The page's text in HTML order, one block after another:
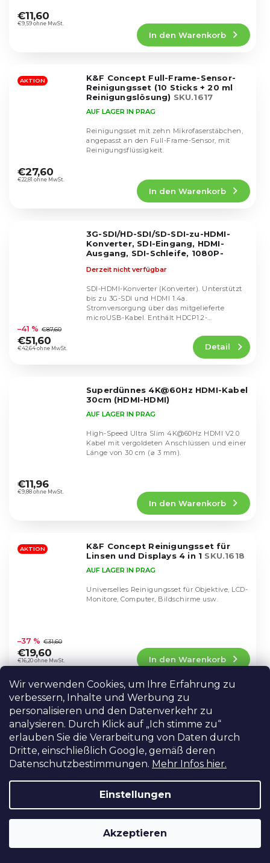
Wir verwenden Cookies, um Ihre Erfahrung zu
verbessern, Inhalte und Werbung zu
personalisieren und den Datenverkehr zu
analysieren. Durch Klick auf „Ich stimme zu“
erlauben Sie die Verarbeitung von Daten durch
Dritte, einschließlich Google, gemäß deren
Datenschutzbestimmungen. Mehr Infos hier.
Einstellungen
Akzeptieren
durchschnittliche
Produktbewertung
Sternen.
€9,59 ohne MwSt.
€11,60
In den Warenkorb
AKTION
K&F Concept Full-Frame-Sensor-
Reinigungsset (10 Sticks + 20 ml
Reinigungslösung) SKU.1617
durchschnittliche
Produktbewertung
AUF LAGER IN PRAG
€22,81 ohne MwSt.
€27,60
In den Warenkorb
Reinigungsset mit zehn Mikrofaserstäbchen,
angepasst an den Full-Frame-Sensor, mit
Reinigungsflüssigkeit.
3G-SDI/HD-SDI/SD-SDI-zu-HDMI-
Konverter, SDI-Eingang, HDMI-
Ausgang, SDI-Schleife, 1080P-
Splitter, HDCP 1.3-Unterstützung für
TV-Kameras
durchschnittliche
Produktbewertung
ist
Derzeit nicht verfügbar
€42,64 ohne MwSt.
–41 % €87,60
€51,60 Detail
SDI-HDMI-Konverter (Konverter). Unterstützt
bis zu 3G-SDI und HDMI 1.4a.
Stromversorgung über das mitgelieferte
microUSB-Kabel. Enthält HDCP1.2-
Superdünnes 4K@60Hz HDMI-Kabel
30cm (HDMI-HDMI)
durchschnittliche
Produktbewertung
Sternen.
AUF LAGER IN PRAG
€9,88 ohne MwSt.
€11,96
In den Warenkorb
High-Speed Ultra Slim 4K@60Hz HDMI V2.0
Kabel mit vergoldeten Anschlüssen und einer
Länge von 30 cm (⌀ 3 mm).
AKTION
K&F Concept Reinigungsset für
Linsen und Displays 4 in 1 SKU.1618
durchschnittliche
Produktbewertung
ist
von
5
Sternen.
AUF LAGER IN PRAG
€16,20 ohne MwSt.
–37 % €31,60
€19,60
In den Warenkorb
Universelles Reinigungsset für Objektive, LCD-
Monitore, Computer, Bildschirme usw.
3in1 HDMI-Switch bis zu 3 Ports +
Fernbedienung
Die
ist
5
AUF LAGER IN PRAG
HDMI-Schalter, mit dem Sie die
entsprechende HDMI-Signalquelle auswählen
können. Ideal für den Anschluss von HDMI-
Schneideräumen oder zu Hause.